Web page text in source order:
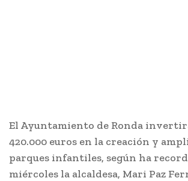
El Ayuntamiento de Ronda
420.000 euros en la creación y
parques infantiles, según ha
miércoles la alcaldesa, Mari Paz